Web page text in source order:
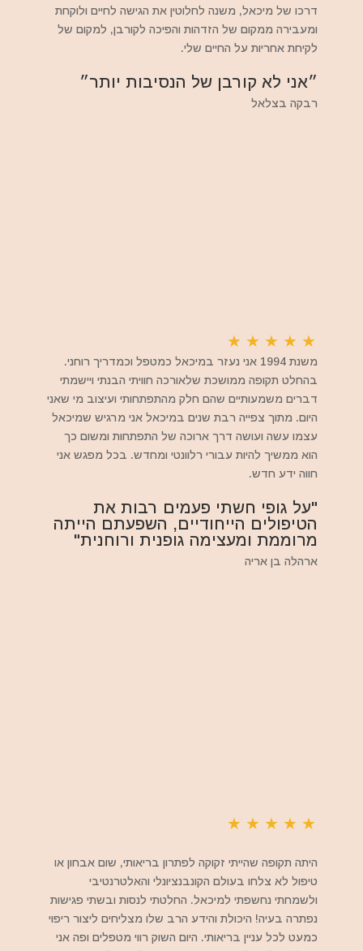
דרכו של מיכאל, משנה לחלוטין את הגישה לחיים ולוקחת
ומעבירה ממקום של הזדהות והפיכה לקורבן, למקום של
לקיחת אחריות על החיים שלי.
״אני לא קורבן של הנסיבות יותר״
רבקה בצלאל
★
★
★
★
★
משנת 1994 אני נעזר במיכאל כמטפל וכמדריך רוחני.
בהחלט תקופה ממושכת שלאורכה חוויתי הבנתי ויישמתי
דברים משמעותיים שהם חלק מהתפתחותי ועיצוב מי שאני
היום. מתוך צפייה רבת שנים במיכאל אני מרגיש שמיכאל
עצמו עשה ועושה דרך ארוכה של התפתחות ומשום כך
הוא ממשיך להיות עבורי רלוונטי ומחדש. בכל מפגש אני
חווה ידע חדש.
"על גופי חשתי פעמים רבות את
הטיפולים הייחודיים, השפעתם הייתה
מרוממת ומעצימה גופנית ורוחנית"
ארהלה בן אריה
★
★
★
★
★
היתה תקופה שהייתי זקוקה לפתרון בריאותי, שום אבחון או
טיפול לא צלחו בעולם הקונבנציונלי והאלטרנטיבי
ולשמחתי נחשפתי למיכאל. החלטתי לנסות ובשתי פגישות
נפתרה בעיה! היכולת והידע הרב שלו מצליחים ליצור ריפוי
כמעט לכל עניין בריאותי. היום השוק רווי מטפלים ופה אני